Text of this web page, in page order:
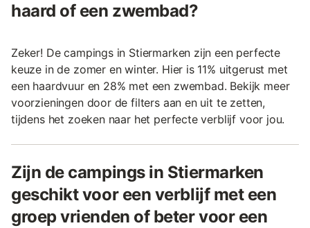
haard of een zwembad?
Zeker! De campings in Stiermarken zijn een perfecte
keuze in de zomer en winter. Hier is 11% uitgerust met
een haardvuur en 28% met een zwembad. Bekijk meer
voorzieningen door de filters aan en uit te zetten,
tijdens het zoeken naar het perfecte verblijf voor jou.
Zijn de campings in Stiermarken
geschikt voor een verblijf met een
groep vrienden of beter voor een